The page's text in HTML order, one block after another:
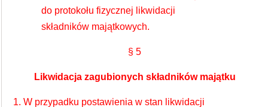
do protokołu fizycznej likwidacji
składników majątkowych.
§ 5
Likwidacja zagubionych składników majątku
1. W przypadku postawienia w stan likwidacji